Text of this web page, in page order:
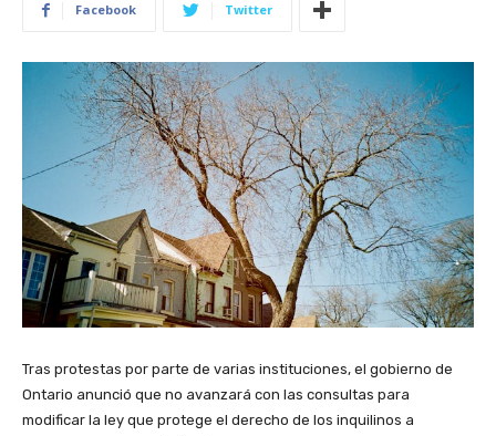
Facebook Twitter
Tras protestas por parte de varias instituciones, el gobierno de
Ontario anunció que no avanzará con las consultas para
modificar la ley que protege el derecho de los inquilinos a